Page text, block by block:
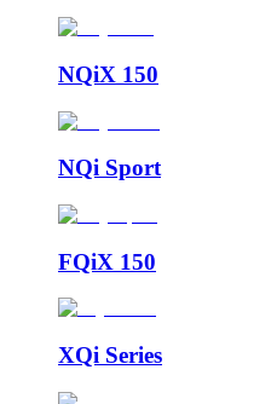
NQiX 150
NQi Sport
FQiX 150
XQi Series